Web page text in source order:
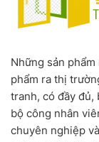
Những sản phẩm
phẩm ra thị
tranh, có đầy đủ,
bộ công nhân
chuyên nghiệp